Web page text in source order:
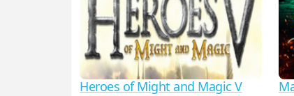
Heroes of Might and Magic V